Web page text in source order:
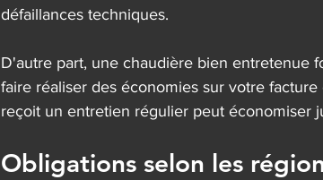
défaillances techniques.
D'autre part, une chaudière bien entretenue
faire réaliser des économies sur votre
reçoit un entretien régulier peut économiser
Obligations selon les